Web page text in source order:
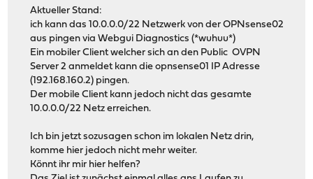
Aktueller Stand:
ich kann das 10.0.0.0/22 Netzwerk von der OPNsense02
aus pingen via Webgui Diagnostics (*wuhuu*)
Ein mobiler Client welcher sich an den Public OVPN
Server 2 anmeldet kann die opnsense01 IP Adresse
(192.168.160.2) pingen.
Der mobile Client kann jedoch nicht das gesamte
10.0.0.0/22 Netz erreichen.
Ich bin jetzt sozusagen schon im lokalen Netz drin,
komme hier jedoch nicht mehr weiter.
Könnt ihr mir hier helfen?